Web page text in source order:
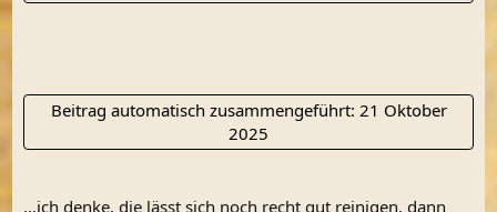
Beitrag automatisch zusammengeführt: 21 Oktober
2025
…ich denke, die lässt sich noch recht gut reinigen, dann